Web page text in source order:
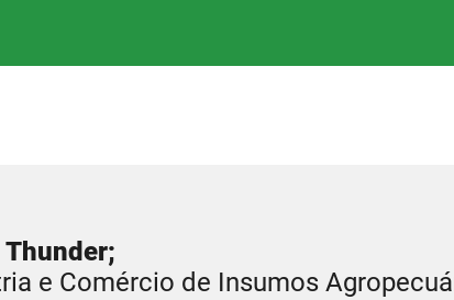
e Comércio de Insumos